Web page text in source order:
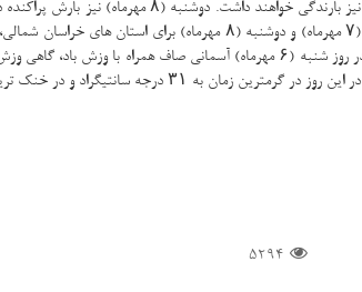
خراسان رضوی خواهد شد. همین طور تا ظهر یكشنبه (۷ مهرماه)
خصوصاً در ساعات پس از ظهر وزش باد در شمال غرب ایران و دامنه های البرز غربی
در این روز در گرمترین زمان به ۳۱ درجه سانتیگراد و در خنك ترین زمان به ۲۱ درجه سانتیگراد می رسد.
5294